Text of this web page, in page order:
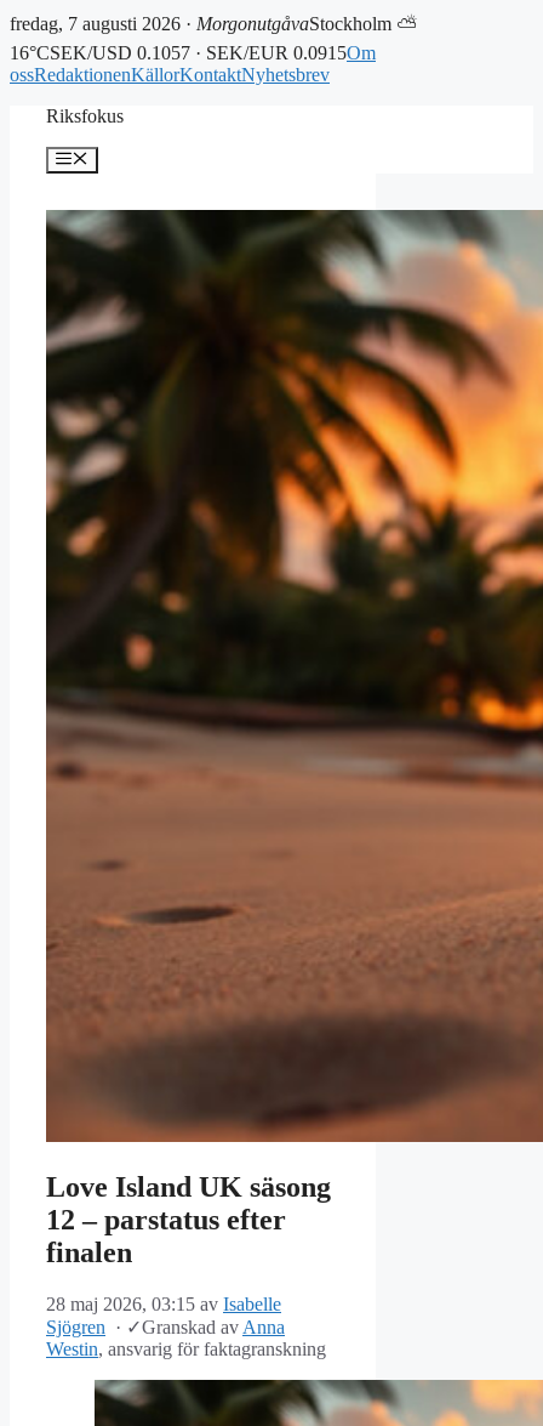
fredag, 7 augusti 2026 · MorgonutgåvaStockholm ⛅
16°CSEK/USD 0.1057 · SEK/EUR 0.0915Om
ossRedaktionenKällorKontaktNyhetsbrev
Riksfokus
Meny
Love Island UK säsong
12 – parstatus efter
finalen
28 maj 2026, 03:15 av Isabelle
Sjögren
· ✓Granskad av Anna
Westin, ansvarig för faktagranskning